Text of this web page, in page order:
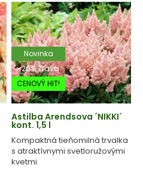
Novinka
-20% Zľava
CENOVÝ HIT!
Astilba Arendsova ´NIKKI´
kont. 1,5 l
Kompaktná tieňomilná trvalka
s atraktívnymi svetloružovými
kvetmi.